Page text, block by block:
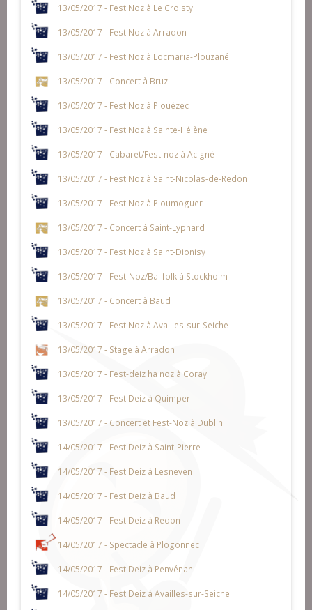
13/05/2017 - Fest Noz à Le Croisty
13/05/2017 - Fest Noz à Arradon
13/05/2017 - Fest Noz à Locmaria-Plouzané
13/05/2017 - Concert à Bruz
13/05/2017 - Fest Noz à Plouézec
13/05/2017 - Fest Noz à Sainte-Hélène
13/05/2017 - Cabaret/Fest-noz à Acigné
13/05/2017 - Fest Noz à Saint-Nicolas-de-Redon
13/05/2017 - Fest Noz à Ploumoguer
13/05/2017 - Concert à Saint-Lyphard
13/05/2017 - Fest Noz à Saint-Dionisy
13/05/2017 - Fest-Noz/Bal folk à Stockholm
13/05/2017 - Concert à Baud
13/05/2017 - Fest Noz à Availles-sur-Seiche
13/05/2017 - Stage à Arradon
13/05/2017 - Fest-deiz ha noz à Coray
13/05/2017 - Fest Deiz à Quimper
13/05/2017 - Concert et Fest-Noz à Dublin
14/05/2017 - Fest Deiz à Saint-Pierre
14/05/2017 - Fest Deiz à Lesneven
14/05/2017 - Fest Deiz à Baud
14/05/2017 - Fest Deiz à Redon
14/05/2017 - Spectacle à Plogonnec
14/05/2017 - Fest Deiz à Penvénan
14/05/2017 - Fest Deiz à Availles-sur-Seiche